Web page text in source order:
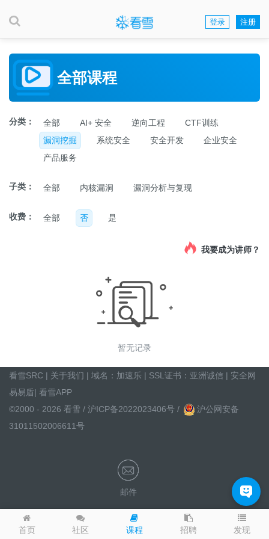
登录 注册
首页 社区 课程 招聘 发现
全部课程
分类： 全部 AI+ 安全 逆向工程
CTF训练
漏洞挖掘
系统安全 安全开发
企业安全
产品服务
子类： 全部 内核漏洞 漏洞分析与复现
收费： 全部 否 是
我要成为讲师？
暂无记录
看雪SRC | 关于我们 | 域名： 加速乐 | SSL证书： 亚洲诚信 | 安全网
易易盾| 看雪APP
©2000 - 2026 看雪 / 沪ICP备2022023406号 /
沪公网安备
31011502006611号
邮件